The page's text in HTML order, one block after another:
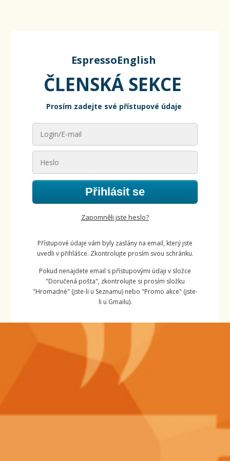
EspressoEnglish
ČLENSKÁ SEKCE
Prosím zadejte své přístupové údaje
Přihlásit se
Zapomněli jste heslo?
Přístupové údaje vám byly zaslány na email, který jste
uvedli v přihlášce. Zkontrolujte prosím svou schránku.
Pokud nenajdete email s přístupovými údaji v složce
"Doručená pošta", zkontrolujte si prosím složku
"Hromadné" (jste-li u Seznamu) nebo "Promo akce" (jste-
li u Gmailu).